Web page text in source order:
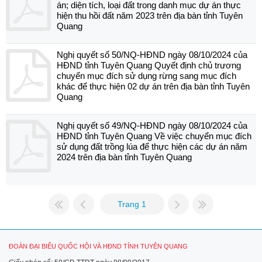
án; diện tích, loại đất trong danh mục dự án thực
hiện thu hồi đất năm 2023 trên địa bàn tỉnh Tuyên
Quang
Nghị quyết số 50/NQ-HĐND ngày 08/10/2024 của
HĐND tỉnh Tuyên Quang Quyết định chủ trương
chuyển mục đích sử dụng rừng sang mục đích
khác để thực hiện 02 dự án trên địa bàn tỉnh Tuyên
Quang
Nghị quyết số 49/NQ-HĐND ngày 08/10/2024 của
HĐND tỉnh Tuyên Quang Về việc chuyển mục đích
sử dụng đất trồng lúa để thực hiện các dự án năm
2024 trên địa bàn tỉnh Tuyên Quang
Trang 1
ĐOÀN ĐẠI BIỂU QUỐC HỘI VÀ HĐND TỈNH TUYÊN QUANG